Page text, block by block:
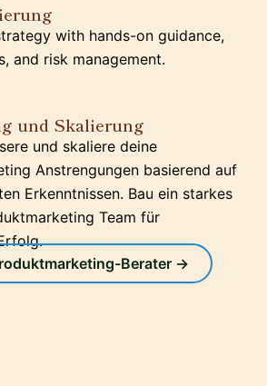
with hands-on guidance,
and risk management.
und Skalierung
und skaliere deine
Anstrengungen basierend auf
Erkenntnissen. Bau ein starkes
Team für
Berater →